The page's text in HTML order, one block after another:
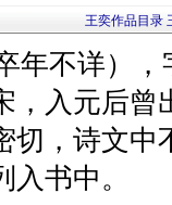
王奕作品目录
年不详）
，入元后曾
切，诗文中
书中。